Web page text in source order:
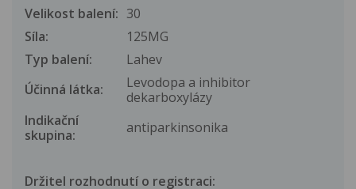
Velikost balení: 30
Síla:
125MG
Typ balení:
Lahev
Účinná látka:
Levodopa a inhibitor
dekarboxylázy
Indikační
skupina:
antiparkinsonika
Držitel rozhodnutí o registraci: